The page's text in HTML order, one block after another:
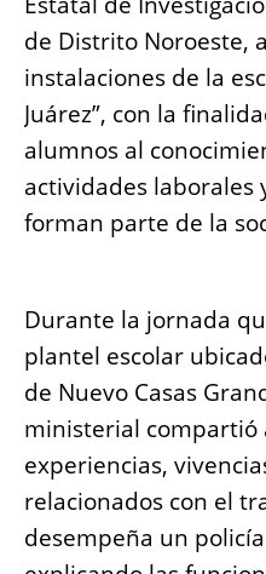
b
o
o
k
A
p
p
n
g
er
de Distrito Noroeste,
instalaciones de la
Juárez”, con la
alumnos al
actividades laborales
forman parte de la
Durante la jornada
plantel escolar
de Nuevo Casas
ministerial compartió
experiencias,
relacionados con el
desempeña un